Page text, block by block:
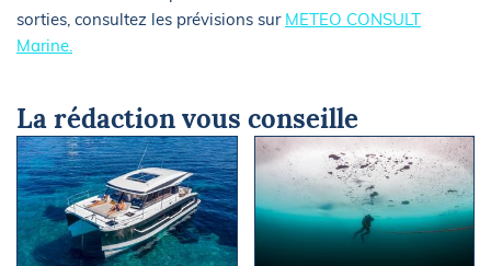
sorties, consultez les prévisions sur METEO CONSULT
Marine.
La rédaction vous conseille